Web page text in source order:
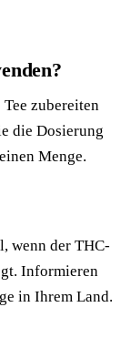
zubereiten
die Dosierung
Menge.
wenn der THC-
Informieren
in Ihrem Land.